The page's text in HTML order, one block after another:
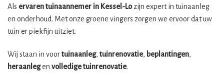
Als ervaren tuinaannemer in Kessel-Lozijn expert in tuinaanleg
en onderhoud. Met onze groene vingers zorgen we ervoor dat uw
tuin er piekfijn uitziet.
Wij staan in voortuinaanleg, tuinrenovatie, beplantingen,
heraanlegen volledige tuinrenovatie.